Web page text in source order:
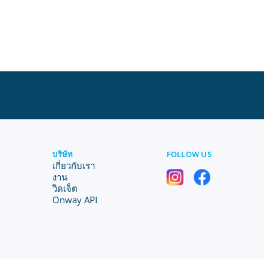
บริษัท
เกี่ยวกับเรา
งาน
วิดเจ็ต
Onway API
FOLLOW US